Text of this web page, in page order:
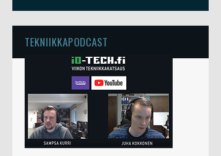
TEKNIIKKAPODCAST